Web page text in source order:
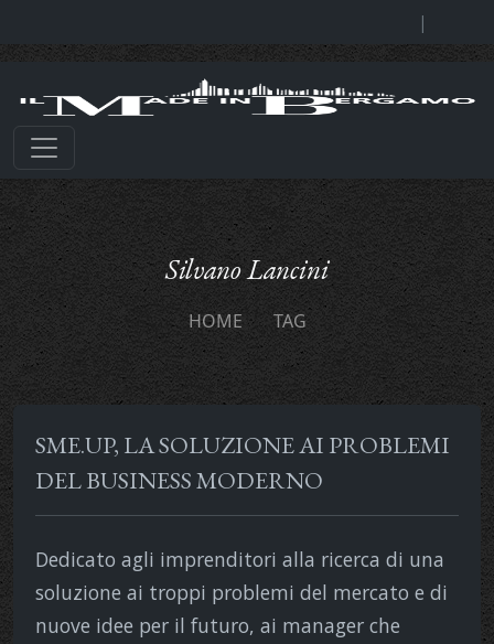
|
Silvano Lancini
HOME TAG
SME.UP, LA SOLUZIONE AI PROBLEMI
DEL BUSINESS MODERNO
Dedicato agli imprenditori alla ricerca di una
soluzione ai troppi problemi del mercato e di
nuove idee per il futuro, ai manager che